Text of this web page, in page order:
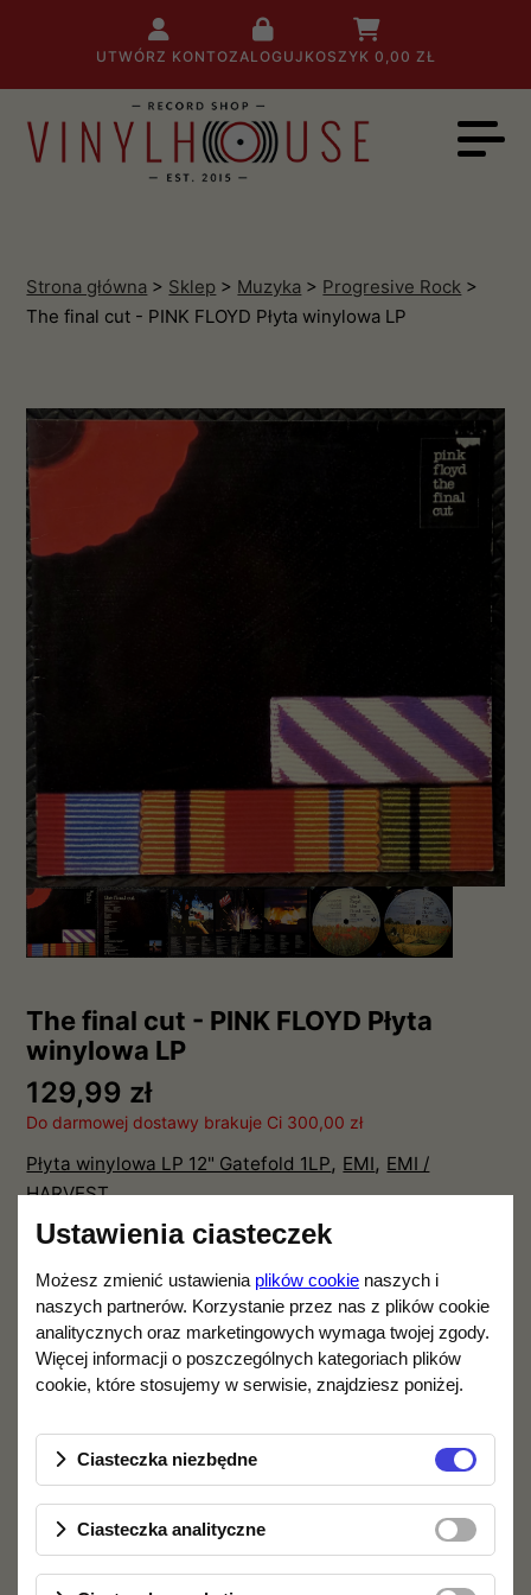
UTWÓRZ KONTOZALOGUJ KOSZYK 0,00 ZŁ
Strona główna > Sklep > Muzyka > Progresive Rock >
The final cut - PINK FLOYD Płyta winylowa LP
The final cut - PINK FLOYD Płyta
winylowa LP
129,99 zł
Do darmowej dostawy brakuje Ci 300,00 zł
Płyta winylowa LP 12" Gatefold 1LP, EMI, EMI /
HARVEST
IlośćDO KOSZYKA
Opis produktu Specyfikacja
Lista utworów:
The Post War Dream
Your Possible Pasts
One of the Few
The Hero’s Return
Ustawienia ciasteczek
Możesz zmienić ustawienia plików cookie naszych i
naszych partnerów. Korzystanie przez nas z plików cookie
analitycznych oraz marketingowych wymaga twojej zgody.
Więcej informacji o poszczególnych kategoriach plików
cookie, które stosujemy w serwisie, znajdziesz poniżej.
Ciasteczka niezbędne
Ciasteczka analityczne